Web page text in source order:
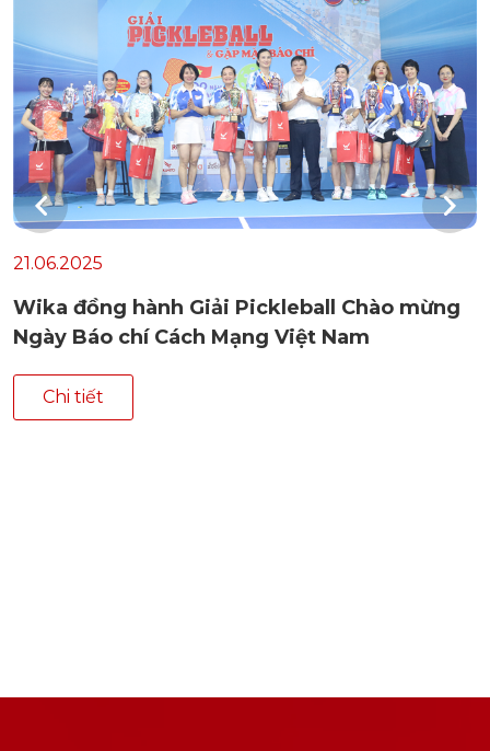
21.06.2025
Wika đồng hành Giải Pickleball Chào mừng
Ngày Báo chí Cách Mạng Việt Nam
Chi tiết